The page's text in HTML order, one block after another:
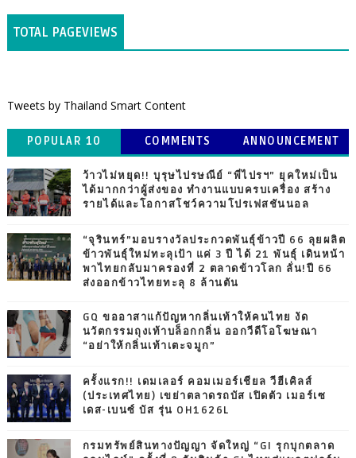
TOTAL PAGEVIEWS
Tweets by Thailand Smart Content
POPULAR 10 COMMENTS ANNOUNCEMENT
ว้าวไม่หยุด!! บุรุษไปรษณีย์ “พี่ไปรฯ” ยุคใหม่เป็น
ได้มากกว่าผู้ส่งของ ทำงานแบบครบเครื่อง สร้าง
รายได้และโอกาสโชว์ความโปรเฟสชันนอล
“จุรินทร์”มอบรางวัลประกวดพันธุ์ข้าวปี 66 ลุยผลิต
ข้าวพันธุ์ใหม่ทะลุเป้า แค่ 3 ปี ได้ 21 พันธุ์ เดินหน้า
พาไทยกลับมาครองที่ 2 ตลาดข้าวโลก ลั่น!ปี 66
ส่งออกข้าวไทยทะลุ 8 ล้านตัน
GQ ขออาสาแก้ปัญหากลิ่นเท้าให้คนไทย งัด
นวัตกรรมถุงเท้าบล็อกกลิ่น ออกวีดีโอโฆษณา
“อย่าให้กลิ่นเท้าเตะจมูก”
ครั้งแรก!! เดมเลอร์ คอมเมอร์เชียล วีฮีเคิลส์
(ประเทศไทย) เขย่าตลาดรถบัส เปิดตัว เมอร์เซ
เดส-เบนซ์ บัส รุ่น OH1626L
กรมทรัพย์สินทางปัญญา จัดใหญ่ “GI รุกบุกตลาด